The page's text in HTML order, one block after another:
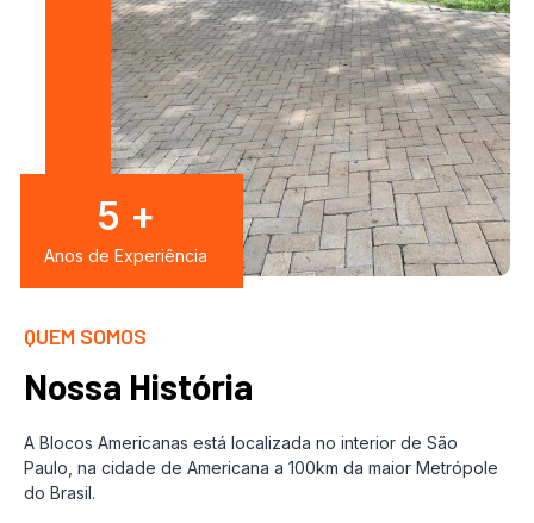
QUEM SOMOS
Nossa História
A Blocos Americanas está localizada no interior de São
Paulo, na cidade de Americana a 100km da maior Metrópole
do Brasil.
7 +
Anos de Experiência